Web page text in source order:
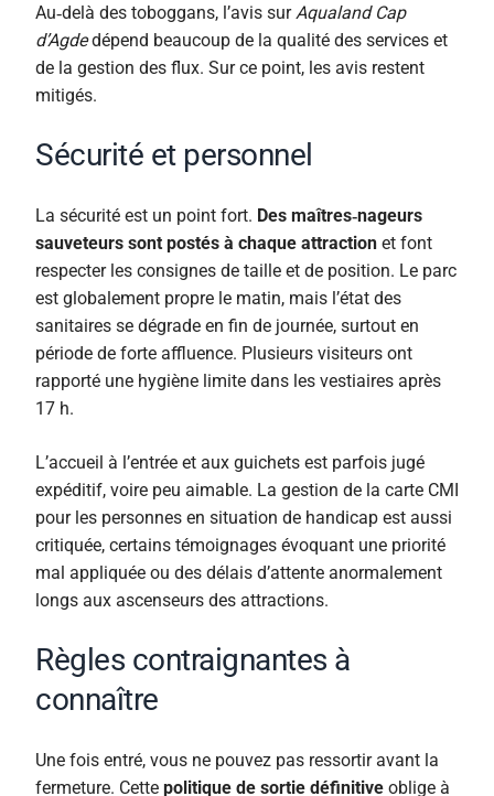
Au‑delà des toboggans, l’avis sur Aqualand Cap
d’Agdedépend beaucoup de la qualité des services et
de la gestion des flux. Sur ce point, les avis restent
mitigés.
Sécurité et personnel
La sécurité est un point fort. Des maîtres‑nageurs
sauveteurs sont postés à chaque attraction et font
respecter les consignes de taille et de position. Le parc
est globalement propre le matin, mais l’état des
sanitaires se dégrade en fin de journée, surtout en
période de forte affluence. Plusieurs visiteurs ont
rapporté une hygiène limite dans les vestiaires après
17 h.
L’accueil à l’entrée et aux guichets est parfois jugé
expéditif, voire peu aimable. La gestion de la carte CMI
pour les personnes en situation de handicap est aussi
critiquée, certains témoignages évoquant une priorité
mal appliquée ou des délais d’attente anormalement
longs aux ascenseurs des attractions.
Règles contraignantes à
connaître
Une fois entré, vous ne pouvez pas ressortir avant la
fermeture. Cette politique de sortie définitive oblige à